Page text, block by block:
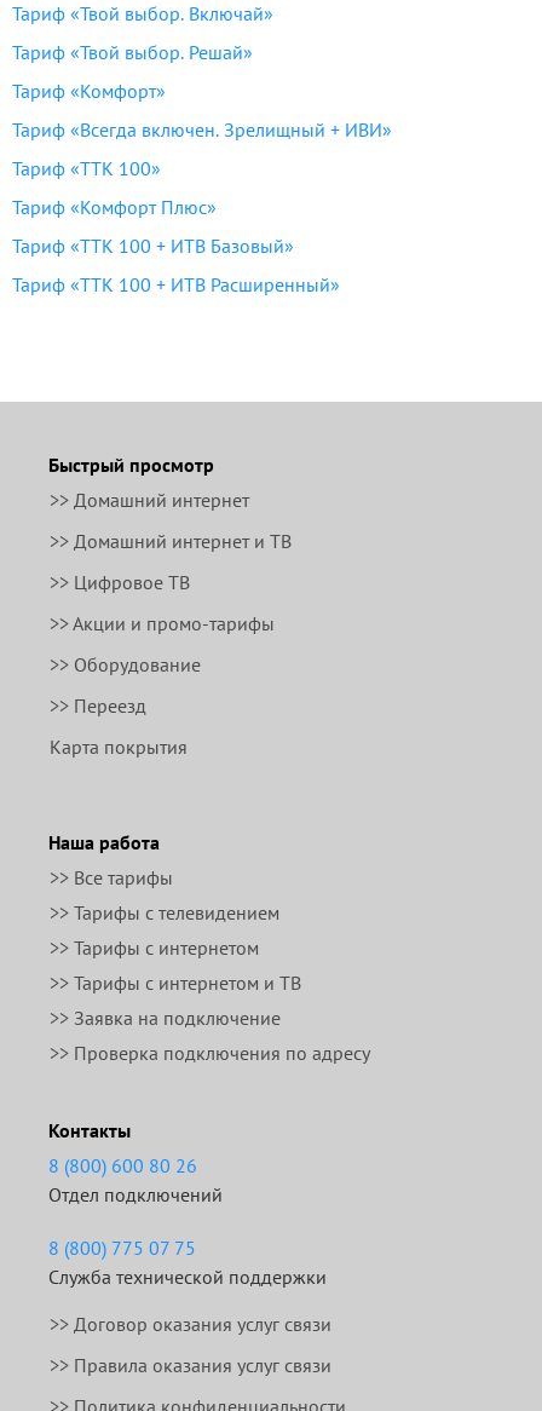
Тариф «Твой выбор. Включай»
Тариф «Твой выбор. Решай»
Тариф «Комфорт»
Тариф «Всегда включен. Зрелищный + ИВИ»
Тариф «ТТК 100»
Тариф «Комфорт Плюс»
Тариф «ТТК 100 + ИТВ Базовый»
Тариф «ТТК 100 + ИТВ Расширенный»
Быстрый просмотр
>> Домашний интернет
>> Домашний интернет и ТВ
>> Цифровое ТВ
>> Акции и промо-тарифы
>> Оборудование
>> Переезд
Карта покрытия
Наша работа
>> Все тарифы
>> Тарифы с телевидением
>> Тарифы с интернетом
>> Тарифы с интернетом и ТВ
>> Заявка на подключение
>> Проверка подключения по адресу
Контакты
8 (800) 600 80 26
Отдел подключений
8 (800) 775 07 75
Служба технической поддержки
>> Договор оказания услуг связи
>> Правила оказания услуг связи
>> Политика конфиденциальности